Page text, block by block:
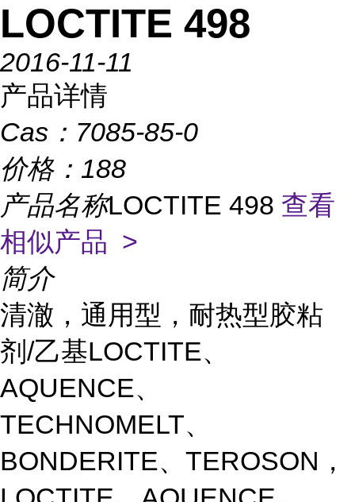
LOCTITE 498
2016-11-11
产品详情
Cas： 7085-85-0
价格： 188
产品名称LOCTITE 498 查看
相似产品 >
简介
清澈，通用型，耐热型胶粘
剂/乙基LOCTITE、
AQUENCE、
TECHNOMELT、
BONDERITE、TEROSON，